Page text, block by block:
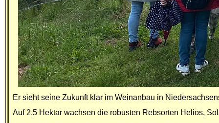
Er sieht seine Zukunft klar im Weinanbau in
Auf 2,5 Hektar wachsen die robusten Rebsorten Helios,